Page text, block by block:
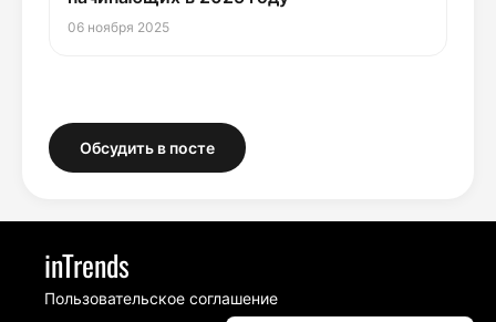
06 ноября 2025
Обсудить в посте
inTrends
Пользовательское соглашение